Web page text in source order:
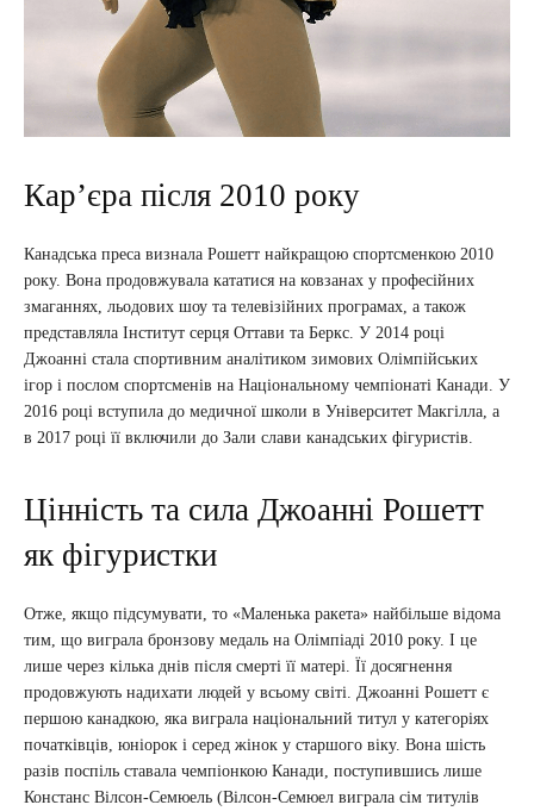
Кар’єра після 2010 року
Канадська преса визнала Рошетт найкращою спортсменкою 2010
року. Вона продовжувала кататися на ковзанах у професійних
змаганнях, льодових шоу та телевізійних програмах, а також
представляла Інститут серця Оттави та Беркс. У 2014 році
Джоанні стала спортивним аналітиком зимових Олімпійських
ігор і послом спортсменів на Національному чемпіонаті Канади. У
2016 році вступила до медичної школи в Університет Макгілла, а
в 2017 році її включили до Зали слави канадських фігуристів.
Цінність та сила Джоанні Рошетт
як фігуристки
Отже, якщо підсумувати, то «Маленька ракета» найбільше відома
тим, що виграла бронзову медаль на Олімпіаді 2010 року. І це
лише через кілька днів після смерті її матері. Її досягнення
продовжують надихати людей у ​​всьому світі. Джоанні Рошетт є
першою канадкою, яка виграла національний титул у категоріях
початківців, юніорок і серед жінок у старшого віку. Вона шість
разів поспіль ставала чемпіонкою Канади, поступившись лише
Констанс Вілсон-Семюель (Вілсон-Семюел виграла сім титулів